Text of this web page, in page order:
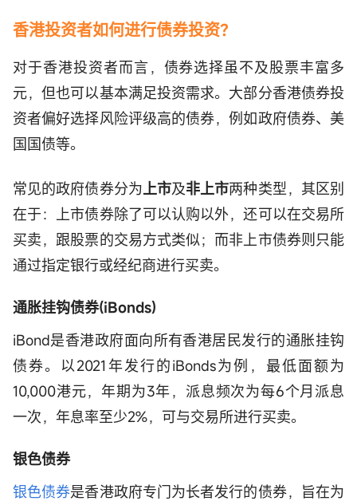
香港投资者如何进行债券投资？
对于香港投资者而言，债券选择虽不及股票丰富多
元，但也可以基本满足投资需求。大部分香港债券投
资者偏好选择风险评级高的债券，例如政府债券、美
国国债等。
常见的政府债券分为 上市及非上市两种类型，其区别
在于：上市债券除了可以认购以外，还可以在交易所
买卖，跟股票的交易方式类似；而非上市债券则只能
通过指定银行或经纪商进行买卖。
通胀挂钩债券(iBonds)
iBond是香港政府面向所有香港居民发行的通胀挂钩
债券。以2021年发行的iBonds为例，最低面额为
10,000港元，年期为3年，派息频次为每6个月派息
一次，年息率至少2%，可与交易所进行买卖。
银色债券
银色债券是香港政府专门为长者发行的债券，旨在为